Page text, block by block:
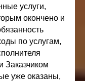
услуги,
окончено и
по услугам,
Заказчиком
уже оказаны,